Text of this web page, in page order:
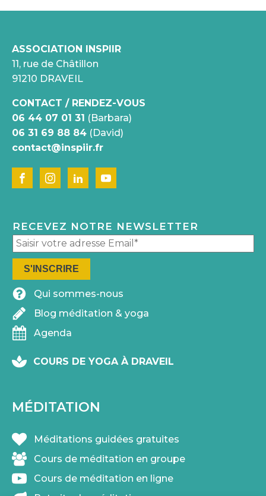
ASSOCIATION INSPIIR
11, rue de Châtillon
91210 DRAVEIL
CONTACT / RENDEZ-VOUS
06 44 07 01 31 (Barbara)
06 31 69 88 84 (David)
contact@inspiir.fr
RECEVEZ NOTRE NEWSLETTER
Qui sommes-nous
Blog méditation & yoga
Agenda
COURS DE YOGA À DRAVEIL
MÉDITATION
Méditations guidées gratuites
Cours de méditation en groupe
Cours de méditation en ligne